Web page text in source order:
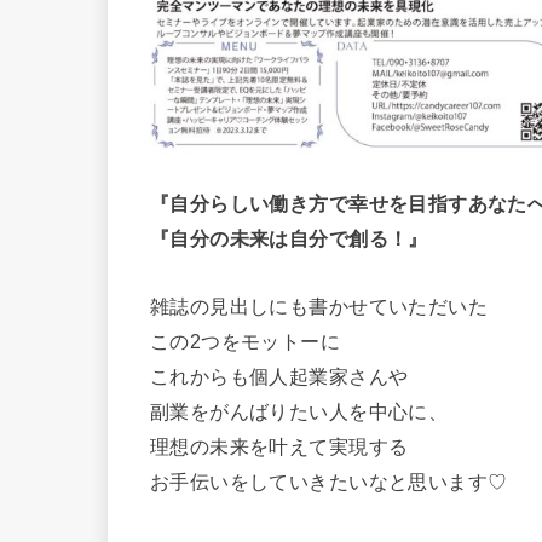
『自分らしい働き方で幸せを目指すあなた
『自分の未来は自分で創る！』
雑誌の見出しにも書かせていただいた
この2つをモットーに
これからも個人起業家さんや
副業をがんばりたい人を中心に、
理想の未来を叶えて実現する
お手伝いをしていきたいなと思います♡